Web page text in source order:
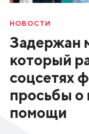
НОВОСТИ
Задержан
который
соцсетях
просьбы о
помощи